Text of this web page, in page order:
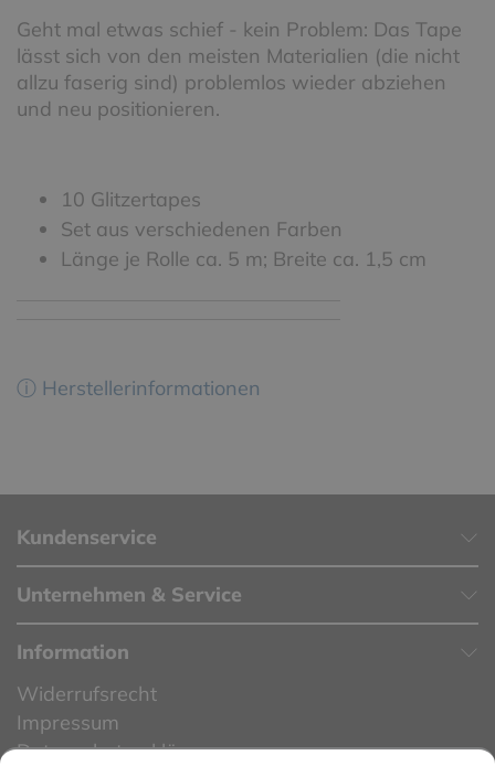
Geht mal etwas schief - kein Problem: Das Tape
lässt sich von den meisten Materialien (die nicht
allzu faserig sind) problemlos wieder abziehen
und neu positionieren.
10 Glitzertapes
Set aus verschiedenen Farben
Länge je Rolle ca. 5 m; Breite ca. 1,5 cm
ⓘ Herstellerinformationen
Kundenservice
Unternehmen & Service
Information
Widerrufsrecht
Impressum
Datenschutzerklärung